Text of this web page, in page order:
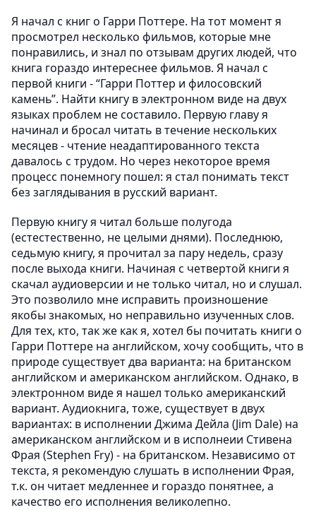
Я начал с книг о Гарри Поттере. На тот момент я
просмотрел несколько фильмов, которые мне
понравились, и знал по отзывам других людей, что
книга гораздо интереснее фильмов. Я начал с
первой книги - “Гарри Поттер и филосовский
камень”. Найти книгу в электронном виде на двух
языках проблем не составило. Первую главу я
начинал и бросал читать в течение нескольких
месяцев - чтение неадаптированного текста
давалось с трудом. Но через некоторое время
процесс понемногу пошел: я стал понимать текст
без заглядывания в русский вариант.
Первую книгу я читал больше полугода
(естестественно, не целыми днями). Последнюю,
седьмую книгу, я прочитал за пару недель, сразу
после выхода книги. Начиная с четвертой книги я
скачал аудиоверсии и не только читал, но и слушал.
Это позволило мне исправить произношение
якобы знакомых, но неправильно изученных слов.
Для тех, кто, так же как я, хотел бы почитать книги о
Гарри Поттере на английском, хочу сообщить, что в
природе существует два варианта: на британском
английском и американском английском. Однако, в
электронном виде я нашел только американский
вариант. Аудиокнига, тоже, существует в двух
вариантах: в исполнении Джима Дейла (Jim Dale) на
американском английском и в исполнеии Стивена
Фрая (Stephen Fry) - на британском. Независимо от
текста, я рекомендую слушать в исполнении Фрая,
т.к. он читает медленнее и гораздо понятнее, а
качество его исполнения великолепно.